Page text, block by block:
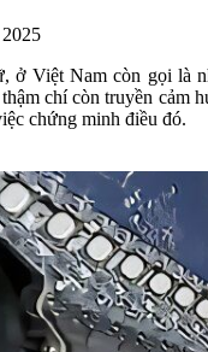
ở Việt Nam còn gọi là
chí còn truyền cảm
chứng minh điều đó.